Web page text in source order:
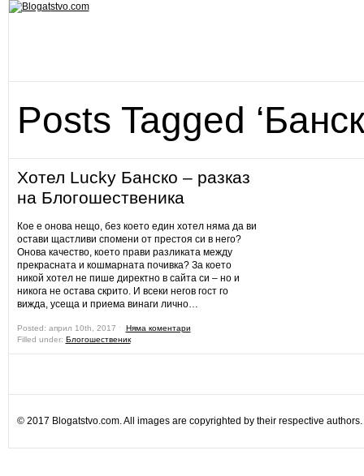
Posts Tagged
Хотел Lucky Банско – разказ
на Блогошественика
Кое е онова нещо, без което един хотел няма да ви
остави щастливи спомени от престоя си в него?
Онова качество, което прави разликата между
прекрасната и кошмарната почивка? За което
никой хотел не пише директно в сайта си – но и
никога не остава скрито. И всеки негов гост го
вижда, усеща и приема винаги лично…
Posted: април 10th, 2017 ˑ Няма коментари
Filled under: Блогошественик
© 2017 Blogatstvo.com. All images are copyrighted by their respective authors.